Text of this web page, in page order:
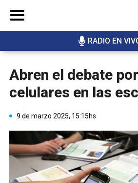
RADIO EN
Abren el debate
celulares en las
9 de marzo 2025, 15:15hs